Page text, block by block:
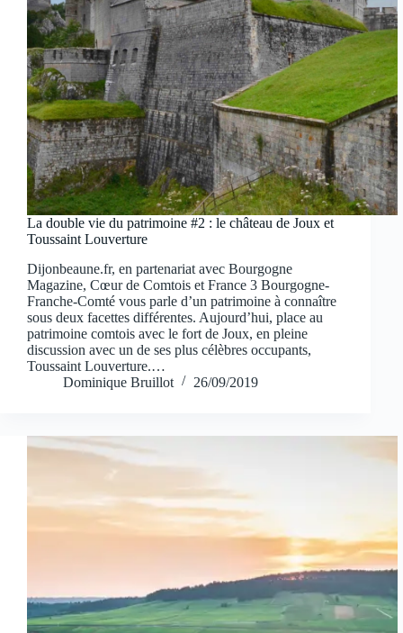
La double vie du patrimoine #2 : le château de Joux et
Toussaint Louverture
Dijonbeaune.fr, en partenariat avec Bourgogne
Magazine, Cœur de Comtois et France 3 Bourgogne-
Franche-Comté vous parle d’un patrimoine à connaître
sous deux facettes différentes. Aujourd’hui, place au
patrimoine comtois avec le fort de Joux, en pleine
discussion avec un de ses plus célèbres occupants,
Toussaint Louverture.…
Dominique Bruillot
26/09/2019